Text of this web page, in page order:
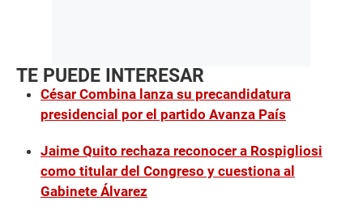
TE PUEDE INTERESAR
César Combina lanza su precandidatura
presidencial por el partido Avanza País
Jaime Quito rechaza reconocer a Rospigliosi
como titular del Congreso y cuestiona al
Gabinete Álvarez